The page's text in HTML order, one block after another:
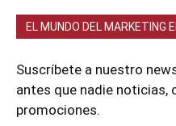
EL MUNDO DEL MARKETING
Suscríbete a nuestro
antes que nadie noticias,
promociones.